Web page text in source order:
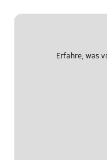
Erfahre, was